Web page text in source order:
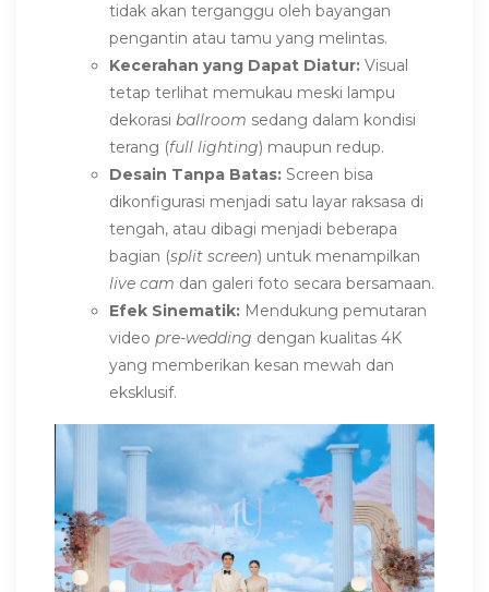
tidak akan terganggu oleh bayangan
pengantin atau tamu yang melintas.
Kecerahan yang Dapat Diatur: Visual
tetap terlihat memukau meski lampu
dekorasi ballroom sedang dalam kondisi
terang (full lighting) maupun redup.
Desain Tanpa Batas: Screen bisa
dikonfigurasi menjadi satu layar raksasa di
tengah, atau dibagi menjadi beberapa
bagian (split screen) untuk menampilkan
live cam dan galeri foto secara bersamaan.
Efek Sinematik: Mendukung pemutaran
video pre-wedding dengan kualitas 4K
yang memberikan kesan mewah dan
eksklusif.